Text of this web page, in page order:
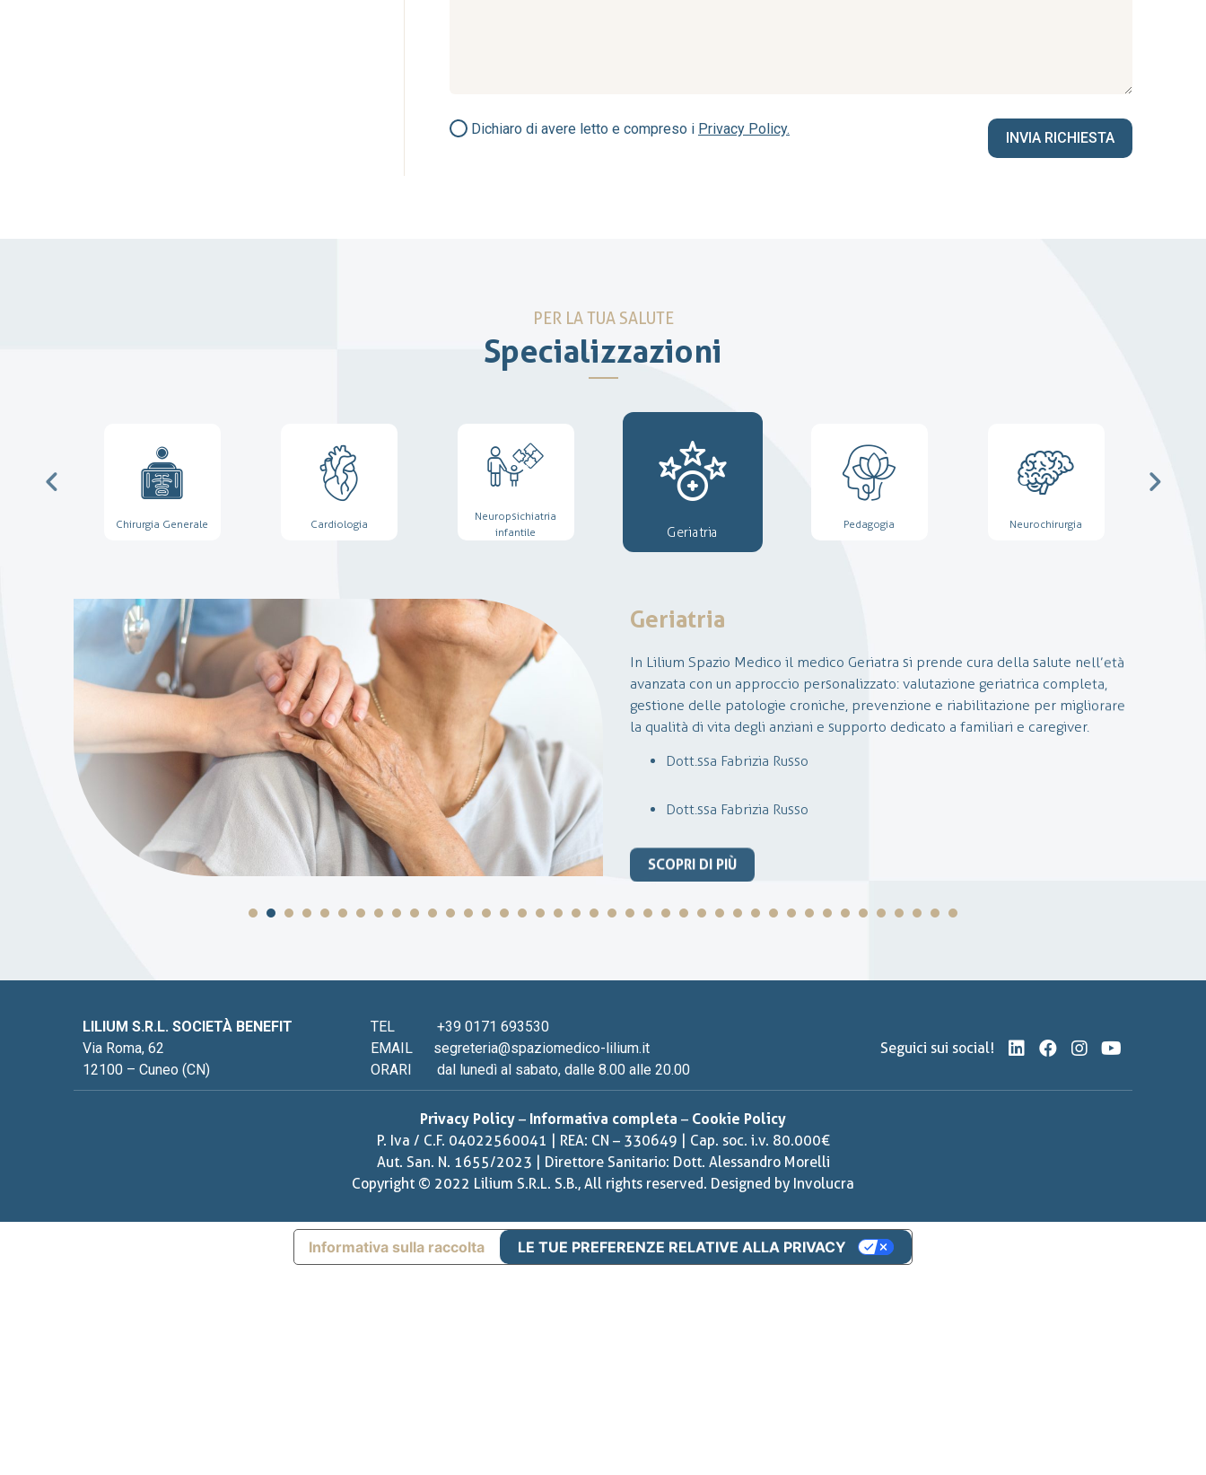
Dichiaro di avere letto e compreso i Privacy Policy.
PER LA TUA SALUTE
Specializzazioni
Chirurgia Generale Cardiologia
Neuropsichiatria
infantile
Geriatria
Pedagogia Neurochirurgia
Geriatria
In Lilium Spazio Medico il medico Geriatra si prende cura della salute nell’età
avanzata con un approccio personalizzato: valutazione geriatrica completa,
gestione delle patologie croniche, prevenzione e riabilitazione per migliorare
la qualità di vita degli anziani e supporto dedicato a familiari e caregiver.
Dott.ssa Fabrizia Russo
Dott.ssa Fabrizia Russo
SCOPRI DI PIÙ
La neurochirurgia è una disciplina medico-chirurgica che si occupa della
diagnosi e del trattamento delle patologie a carcio del sistema nervoso
centrale e periferico.
In Lilium, si effettuano visite ambulatoriali per condizioni come lombalgia,
patologie oncologiche, vengono proposte soluzioni chirurgiche personalizzate,
recupero post-operatorio.
LILIUM S.R.L. SOCIETÀ BENEFIT
Via Roma, 62
12100 – Cuneo (CN)
TEL
+39 0171 693530
EMAIL
segreteria@spaziomedico-lilium.it
ORARI
dal lunedì al sabato, dalle 8.00 alle 20.00
Seguici sui social!
Privacy Policy – Informativa completa – Cookie Policy
P. Iva / C.F. 04022560041 | REA: CN – 330649 | Cap. soc. i.v. 80.000€
Aut. San. N. 1655/2023 | Direttore Sanitario: Dott. Alessandro Morelli
Copyright © 2022 Lilium S.R.L. S.B., All rights reserved. Designed by Involucra
Informativa sulla raccolta LE TUE PREFERENZE RELATIVE ALLA PRIVACY